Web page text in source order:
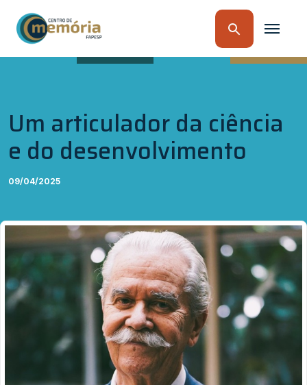
Um articulador da ciência
e do desenvolvimento
09/04/2025